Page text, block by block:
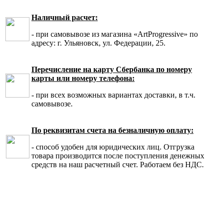
Наличный расчет:
- при самовывозе из магазина «ArtProgressive» по
адресу: г. Ульяновск, ул. Федерации, 25.
Перечисление на карту Сбербанка по номеру
карты или номеру телефона:
- при всех возможных вариантах доставки, в т.ч.
самовывозе.
По реквизитам счета на безналичную оплату:
- способ удобен для юридических лиц. Отгрузка
товара производится после поступления денежных
средств на наш расчетный счет. Работаем без НДС.